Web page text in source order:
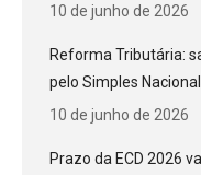
10 de junho de 2026
Reforma Tributária:
pelo Simples Nacional
10 de junho de 2026
Prazo da ECD 2026